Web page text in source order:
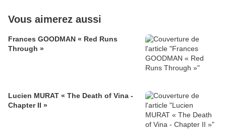
Vous aimerez aussi
Frances GOODMAN « Red Runs
Through »
Lucien MURAT « The Death of Vina -
Chapter II »